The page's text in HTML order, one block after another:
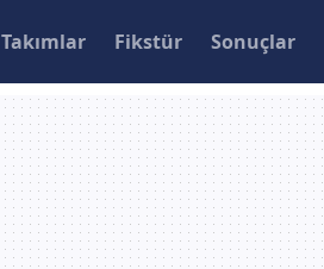
Takımlar Fikstür Sonuçlar